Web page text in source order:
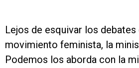
Lejos de esquivar los debates
movimiento feminista, la
Podemos los aborda con la